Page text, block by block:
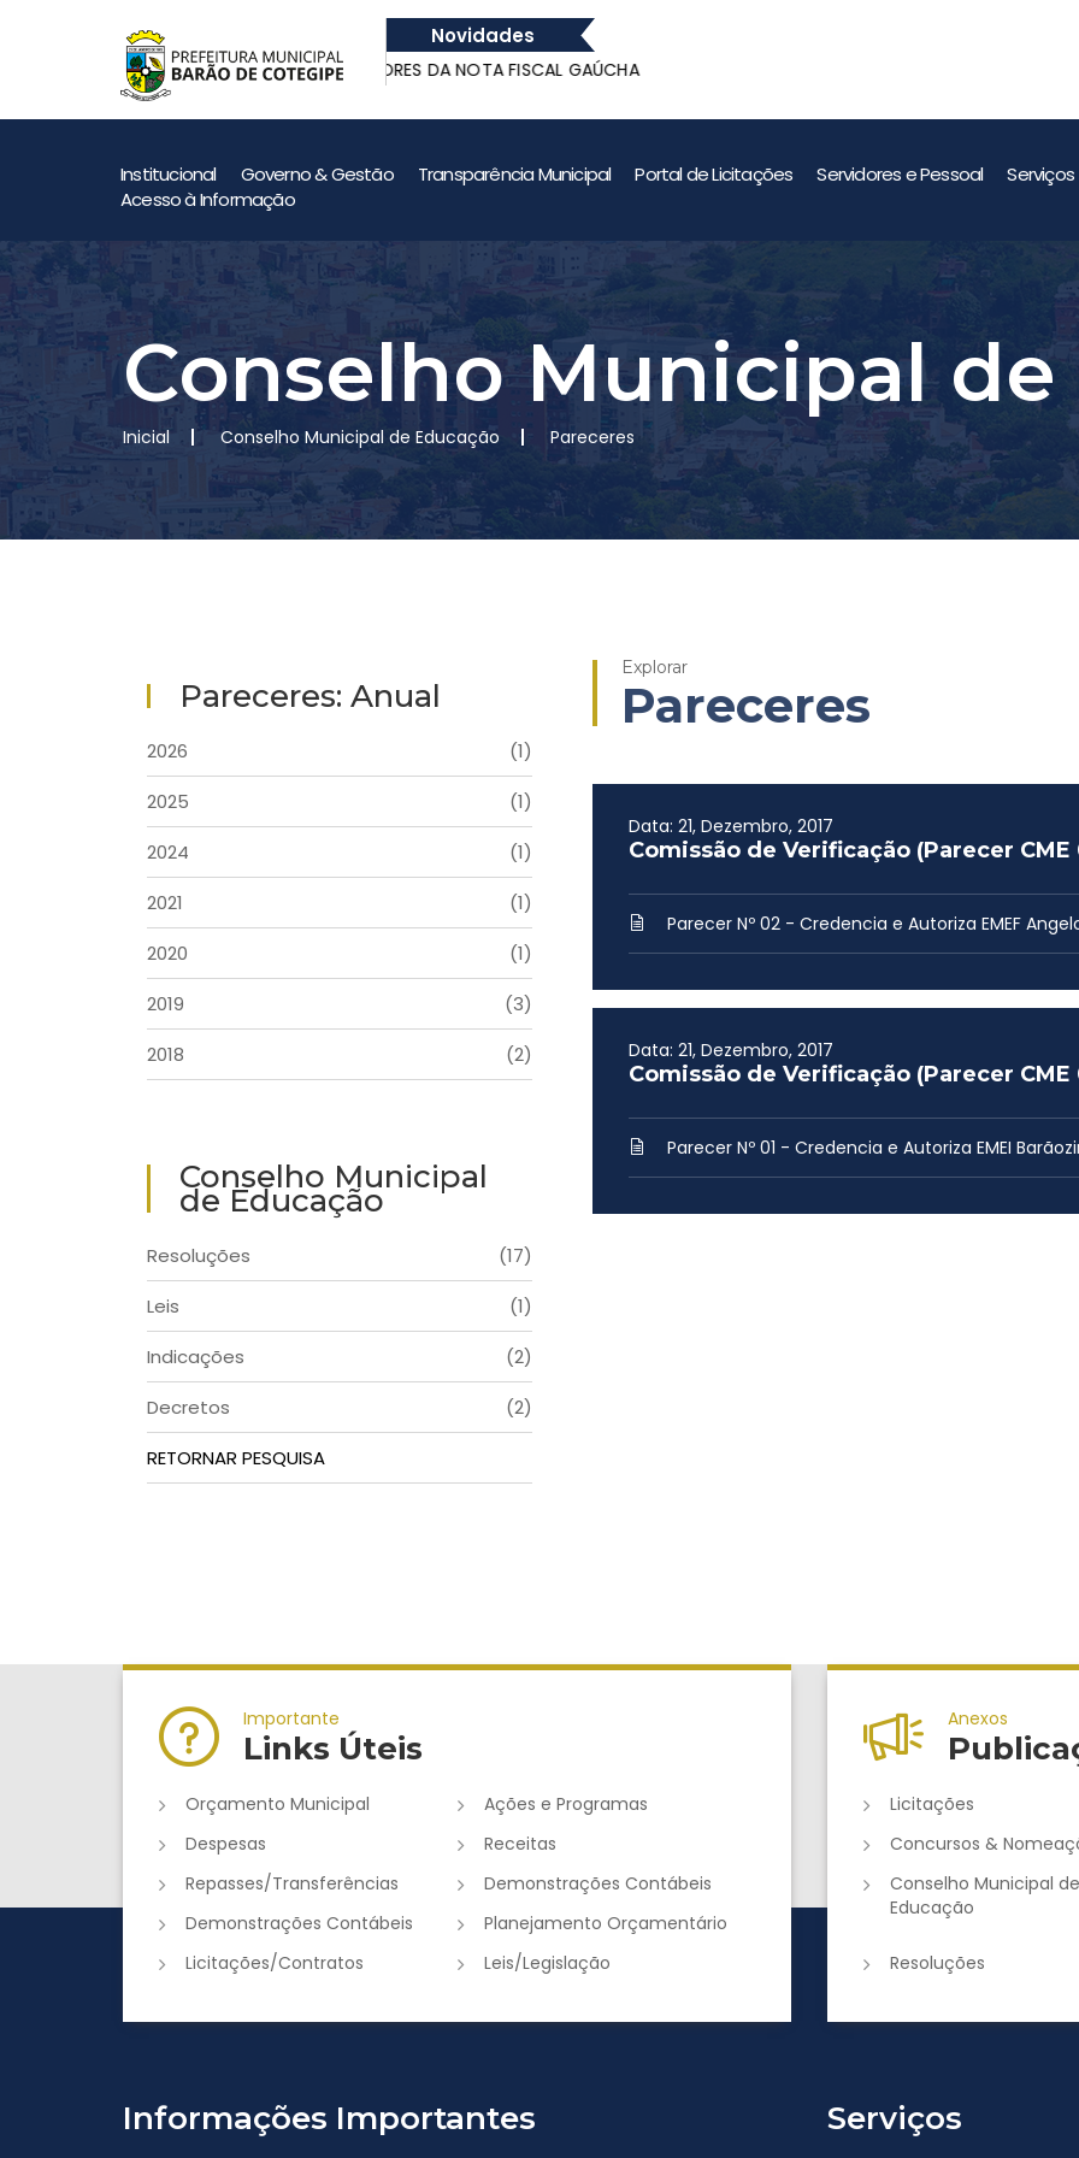
Novidades
GANHADORES DA NOTA FISCAL GAÚCHA
de Quatrilho
Institucional Governo & Gestão Transparência Municipal Portal de Licitações Servidores e Pessoal
Serviços
Acesso à Informação
Conselho Municipal
Inicial Conselho Municipal de Educação Pareceres
Pareceres: Anual
2026
(1)
2025
(1)
2024
(1)
2021
(1)
2020
(1)
2019
(3)
2018
(2)
Conselho Municipal
de Educação
Resoluções
(17)
Leis
(1)
Indicações
(2)
Decretos
(2)
RETORNAR PESQUISA
Explorar
Pareceres
Data: 21, Dezembro, 2017
Comissão de Verificação (Parecer CME
Parecer Nº 02 - Credencia e Autoriza EMEF
Data: 21, Dezembro, 2017
Comissão de Verificação (Parecer CME
Parecer Nº 01 - Credencia e Autoriza EMEI
Importante
Links Úteis
Orçamento Municipal
Ações e Programas
Despesas
Receitas
Repasses/Transferências
Demonstrações Contábeis
Demonstrações Contábeis
Planejamento Orçamentário
Licitações/Contratos
Leis/Legislação
Anexos
Licitações
Concursos &
Conselho Municipal de
Educação
Resoluções
Informações Importantes Serviços